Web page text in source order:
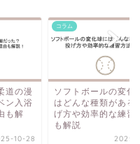
道の漫
ン入浴
も解
10-28
コラム
ソフトボールの変化
はどんな種類がある
げ方や効率的な練習
も解説
2025-